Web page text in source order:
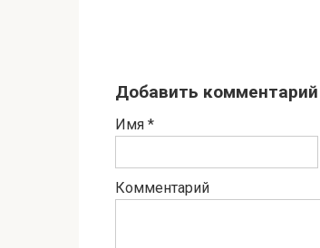
Добавить комментарий
Имя *
Комментарий